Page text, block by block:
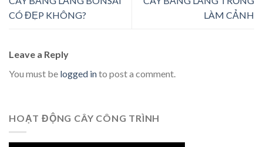
CÓ ĐẸP KHÔNG?
LÀM CẢNH
Leave a Reply
You must be logged into post a comment.
HOẠT ĐỘNG CÂY CÔNG TRÌNH